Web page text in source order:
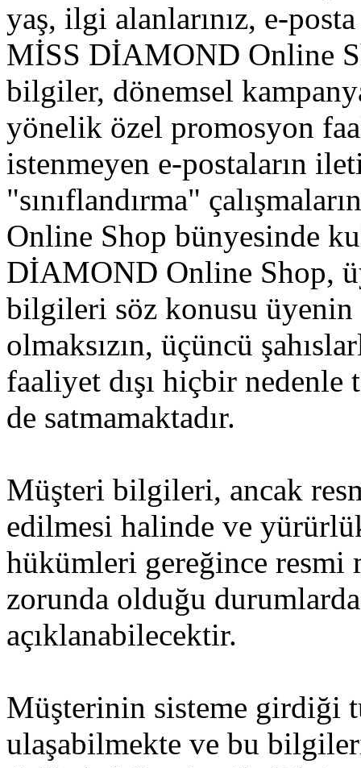
yaş, ilgi alanlarınız, e-
MİSS DİAMOND Online
bilgiler, dönemsel
yönelik özel promosyon
istenmeyen e-postaların
"sınıflandırma"
Online Shop bünyesinde
DİAMOND Online Shop,
bilgileri söz konusu üyenin
olmaksızın, üçüncü
faaliyet dışı hiçbir
de satmamaktadır.
Müşteri bilgileri, ancak
edilmesi halinde ve
hükümleri gereğince resmi
zorunda olduğu
açıklanabilecektir.
Müşterinin sisteme girdiği
ulaşabilmekte ve bu